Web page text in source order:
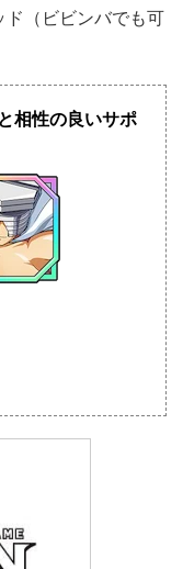
（ビビンバでも可
相性の良いサポ